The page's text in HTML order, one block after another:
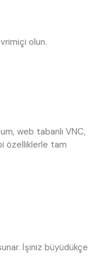
olun.
web tabanlı VNC,
özelliklerle tam
İşiniz büyüdükçe